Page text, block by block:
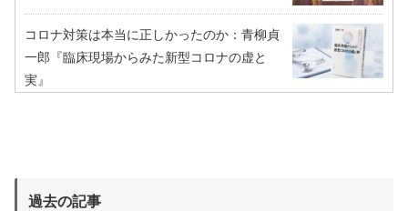
コロナ対策は本当に正しかったのか：青柳貞
一郎『臨床現場からみた新型コロナの虚と
実』
過去の記事